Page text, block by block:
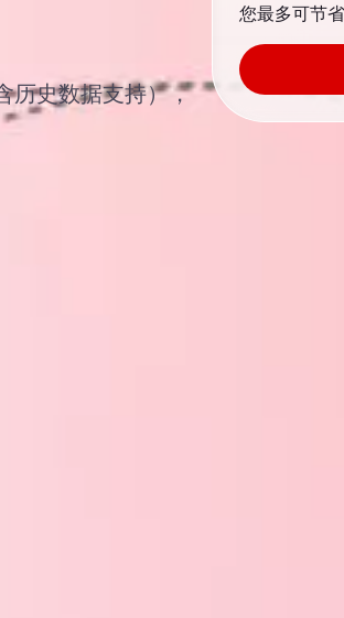
历史数据支持），
您最多可节省